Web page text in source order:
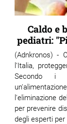
Caldo e
pediatri:
(Adnkronos) -
l'Italia,
Secondo i
l'eliminazione
per prevenire
degli esperti